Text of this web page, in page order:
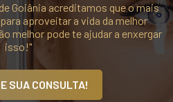
Goiânia acreditamos que o mais
aproveitar a vida da melhor
melhor pode te ajudar a enxergar
isso!"
SUA CONSULTA!